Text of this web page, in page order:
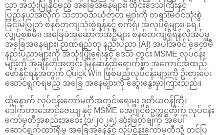
သာ အသုံးပြုနိုင်မည့် အခြေအနေများ၊ တိုင်းဒေသကြီးနှင့်
ပြည်နယ်အလိုက် သဘာဝသယံဇာတ များကို တရားမဝင်သုံးစွဲ
ခြင်းမပြုဘဲ စနစ်တကျသုံးစွဲရန်နှင့် စက်ရုံ၊ အလုပ်ရုံများ၊ ရေ ၊
လျှပ်စစ်မီး၊ အခြေခံအဆောက်အဦများ စနစ်တကျရှိရန်လိုအပ်မှု
အခြေအနေများ၊ ဉာဏ်ရည်တု နည်းပညာ (AI) အပါအဝင် ခေတ်မီ
နည်းပညာများကို အသုံးပြုရေးနှင့် ဒေသ တွင်း MSME လုပ်ငန်း
များကို အချိန်တိုအတွင်း မြန်ဆန်ထိရောက်စွာ အကောင်အထည်
ဖော်နိုင်ရန်အတွက် Quick Win ဖြစ်မည့်လုပ်ငန်းများကို ဦးစားပေး
ဆောင်ရွက်ရမည့် အခြေ အနေများကို ဆွေးနွေးမှာကြားသည်။
ထို့နောက် လုပ်ငန်းကော်မတီအတွင်းရေးမှူး ဒုတိယဝန်ကြီး
ဒေါက်တာအောင်ဇေယျ နှင့် MSME အေဂျင်စီဥက္ကဋ္ဌတို့က လုပ်ငန်း
ကော်မတီအစည်းအဝေး (၁/၂၀၂၅) ဆုံးဖြတ်ချက် အပေါ်
ဆောင်ရွက်ထားရှိမှု အခြေအနေနှင့် လုပ်ငန်းကော်မတီသို့ တင်ပြ